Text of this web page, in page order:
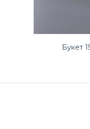
Купите милейший
цене на 14
Букет